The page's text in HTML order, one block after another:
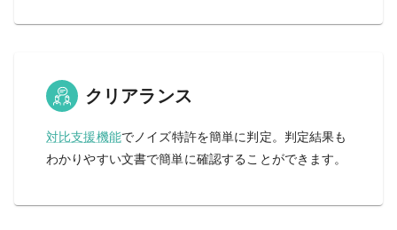
クリアランス
対比支援機能でノイズ特許を簡単に判定。判定結果も
わかりやすい文書で簡単に確認することができます。